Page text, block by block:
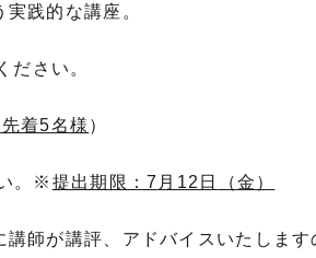
践的な講座。
さい。
着5名様 ）
。※ 提出期限：7 月12日 （金）
師が講評、アドバイスいたしま